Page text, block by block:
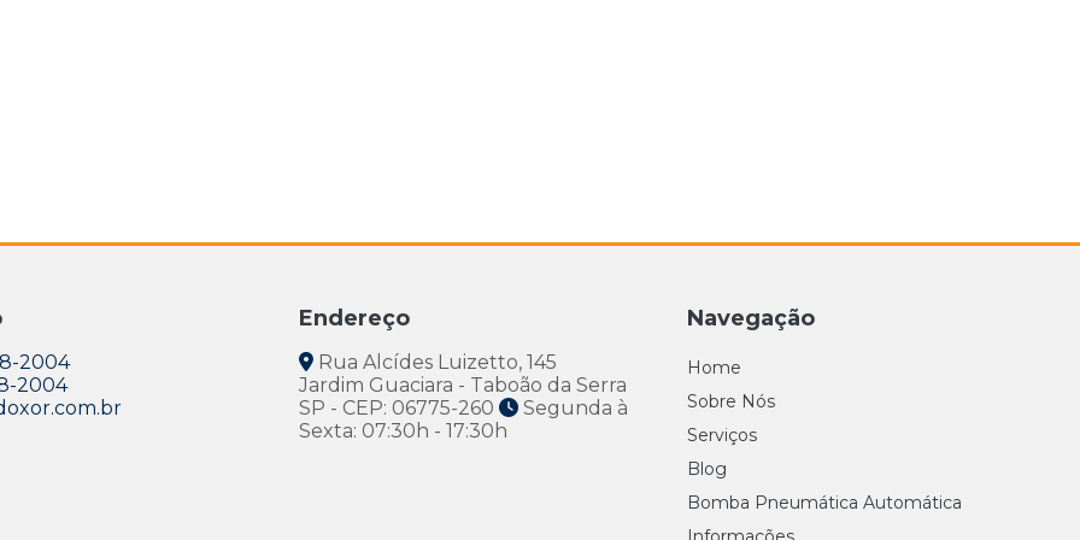
2004
2004
Endereço
Rua Alcídes Luizetto, 145
Jardim Guaciara - Taboão da Serra
SP - CEP: 06775-260
Segunda à
Sexta: 07:30h - 17:30h
Navegação
Home
Sobre Nós
Serviços
Blog
Bomba Pneumática Automática